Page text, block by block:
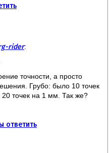
rider:
точности, а просто
Грубо: было 10 точек
точек на 1 мм. Так же?
ответить